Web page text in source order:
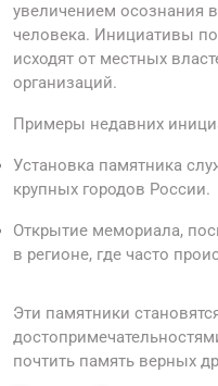
увеличением осознания
человека. Инициативы
исходят от местных
организаций.
Примеры недавних
Установка памятника
крупных городов России.
Открытие мемориала,
в регионе, где часто
Эти памятники
почтить память верных